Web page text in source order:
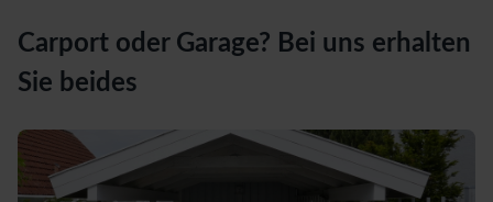
Carport oder Garage? Bei uns erhalten
Sie beides